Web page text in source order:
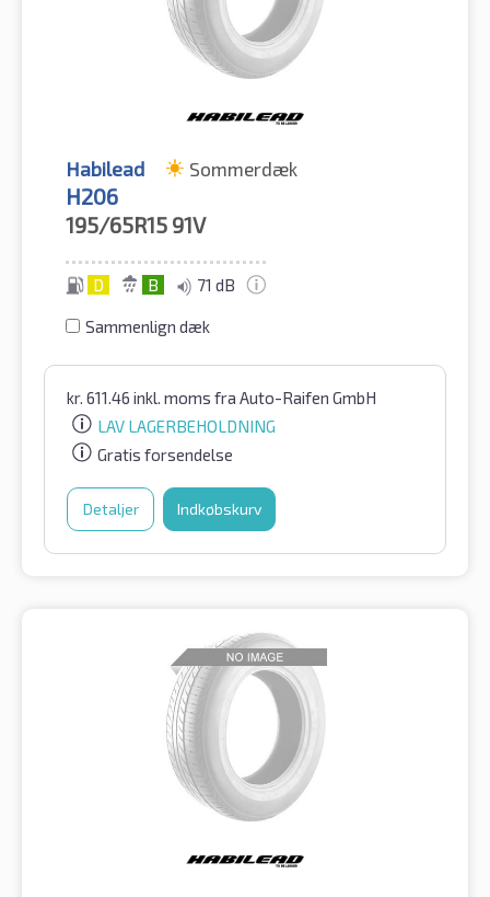
Habilead Sommerdæk
H206
195/65R15 91V
D B 71 dB
Sammenlign dæk
kr. 611.46 inkl. moms fra Auto-Raifen GmbH
LAV LAGERBEHOLDNING
Gratis forsendelse
Detaljer Indkøbskurv